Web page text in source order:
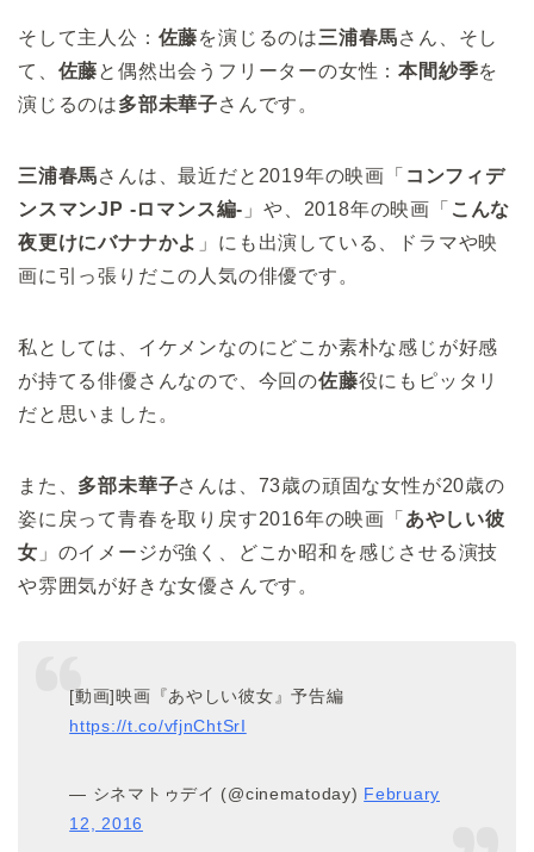
そして主人公： 佐藤を演じるのは三浦春馬さん、そし
て、 佐藤と偶然出会うフリーターの女性：本間紗季を
演じるのは多部未華子さんです。
三浦春馬さんは、最近だと2019年の映画「 コンフィデ
ンスマンJP -ロマンス編- 」や、2018年の映画「 こんな
夜更けにバナナかよ 」にも出演している、ドラマや映
画に引っ張りだこの人気の俳優です。
私としては、イケメンなのにどこか素朴な感じが好感
が持てる俳優さんなので、今回の佐藤役にもピッタリ
だと思いました。
また、 多部未華子さんは、73歳の頑固な女性が20歳の
姿に戻って青春を取り戻す2016年の映画「 あやしい彼
女 」のイメージが強く、どこか昭和を感じさせる演技
や雰囲気が好きな女優さんです。
[動画]映画『あやしい彼女』予告編
https://t.co/vfjnChtSrI
— シネマトゥデイ (@cinematoday) February
12, 2016